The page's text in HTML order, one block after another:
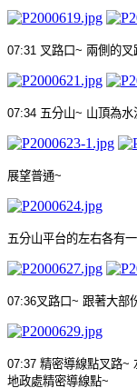
07:31 叉路口~ 兩側的叉
07:34 五分山~ 山頂為水
展望普通~
五分山平台的左右各有
07:36叉路口~ 跟著大部
07:37 精密導線點叉路~
地政處精密導線點~